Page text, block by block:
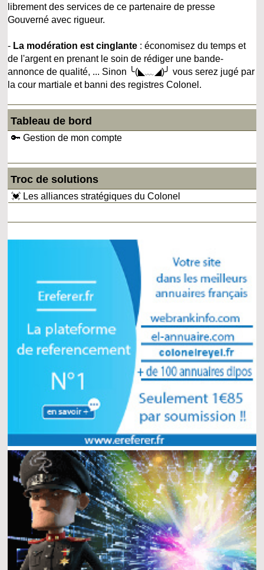
librement des services de ce partenaire de presse
Gouverné avec rigueur.
- La modération est cinglante : économisez du temps et
de l'argent en prenant le soin de rédiger une bande-
annonce de qualité, ... Sinon ╰(◣﹏◢)╯ vous serez jugé par
la cour martiale et banni des registres Colonel.
Tableau de bord
🔑 Gestion de mon compte
Troc de solutions
💓 Les alliances stratégiques du Colonel